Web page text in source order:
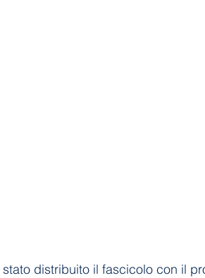
distribuito il fascicolo con il